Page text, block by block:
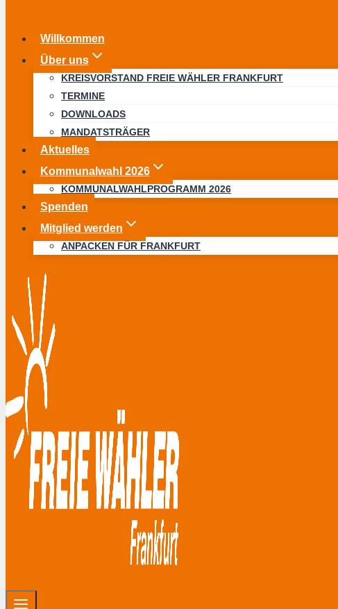
Willkommen
Über uns
KREISVORSTAND FREIE WÄHLER FRANKFURT
TERMINE
DOWNLOADS
MANDATSTRÄGER
Aktuelles
Kommunalwahl 2026
KOMMUNALWAHLPROGRAMM 2026
Spenden
Mitglied werden
ANPACKEN FÜR FRANKFURT